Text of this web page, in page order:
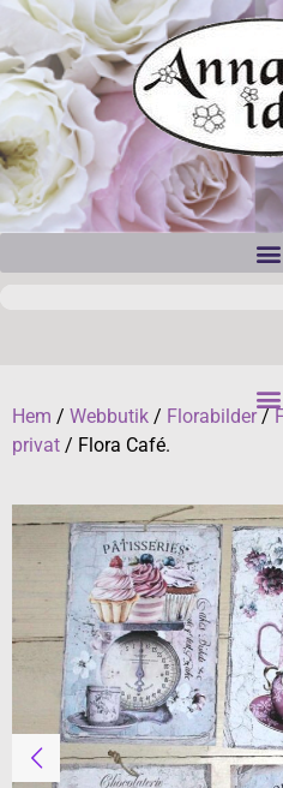
Hem / Webbutik / Florabilder/
privat / Flora Café.